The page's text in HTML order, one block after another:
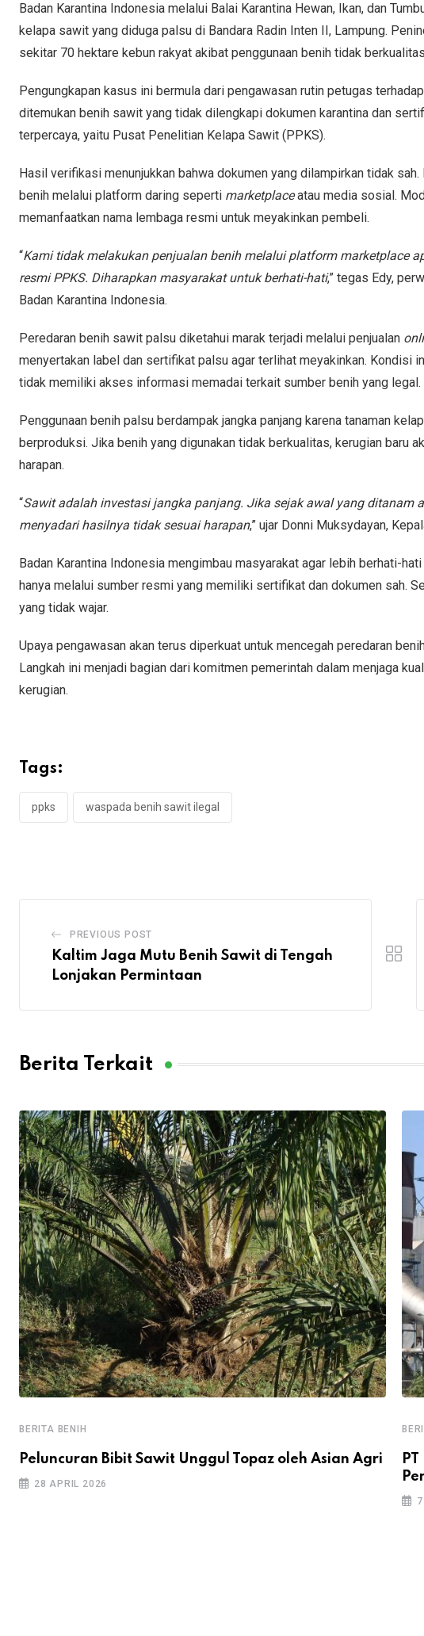
Badan Karantina Indonesia melalui Balai Karantina Hewan, Ikan, dan
kelapa sawit yang diduga palsu di Bandara Radin Inten II, Lampung.
sekitar 70 hektare kebun rakyat akibat penggunaan benih tidak
Pengungkapan kasus ini bermula dari pengawasan rutin petugas
ditemukan benih sawit yang tidak dilengkapi dokumen karantina dan
terpercaya, yaitu Pusat Penelitian Kelapa Sawit (PPKS).
Hasil verifikasi menunjukkan bahwa dokumen yang dilampirkan tidak
benih melalui platform daring seperti marketplaceatau media sosial.
memanfaatkan nama lembaga resmi untuk meyakinkan pembeli.
“Kami tidak melakukan penjualan benih melalui platform marketplace
resmi PPKS. Diharapkan masyarakat untuk berhati-hati,” tegas Edy,
Badan Karantina Indonesia.
Peredaran benih sawit palsu diketahui marak terjadi melalui penjualan
menyertakan label dan sertifikat palsu agar terlihat meyakinkan. Kondisi
tidak memiliki akses informasi memadai terkait sumber benih yang legal.
Penggunaan benih palsu berdampak jangka panjang karena tanaman
berproduksi. Jika benih yang digunakan tidak berkualitas, kerugian baru
harapan.
“Sawit adalah investasi jangka panjang. Jika sejak awal yang ditanam
menyadari hasilnya tidak sesuai harapan,” ujar Donni Muksydayan,
Badan Karantina Indonesia mengimbau masyarakat agar lebih berhati-
hanya melalui sumber resmi yang memiliki sertifikat dan dokumen sah.
yang tidak wajar.
Upaya pengawasan akan terus diperkuat untuk mencegah peredaran
Langkah ini menjadi bagian dari komitmen pemerintah dalam menjaga
kerugian.
Tags:
ppks waspada benih sawit ilegal
PREVIOUS POST
Kaltim Jaga Mutu Benih Sawit di Tengah
Lonjakan Permintaan
Berita Terkait
BERITA BENIH
Peluncuran Bibit Sawit Unggul Topaz oleh Asian Agri
28 APRIL 2026